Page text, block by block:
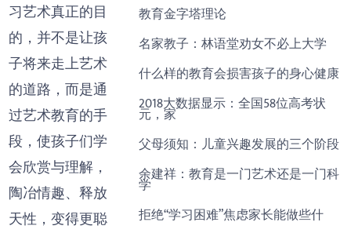
习艺术真正的目
的，并不是让孩
子将来走上艺术
的道路，而是通
过艺术教育的手
段，使孩子们学
会欣赏与理解，
陶冶情趣、释放
天性，变得更聪
教育金字塔理论
名家教子：林语堂劝女不必上大学
什么样的教育会损害孩子的身心健康
2018大数据显示：全国58位高考状
元，家
父母须知：儿童兴趣发展的三个阶段
余建祥：教育是一门艺术还是一门科
学
拒绝“学习困难”焦虑家长能做些什